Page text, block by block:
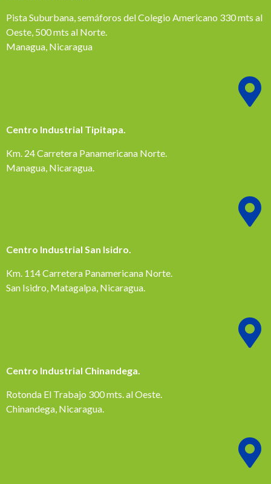
Pista Suburbana, semáforos del Colegio Americano 330 mts al
Oeste, 500 mts al Norte.
Managua, Nicaragua
Centro Industrial Tipitapa.
Km. 24 Carretera Panamericana Norte.
Managua, Nicaragua.
Centro Industrial San Isidro.
Km. 114 Carretera Panamericana Norte.
San Isidro, Matagalpa, Nicaragua.
Centro Industrial Chinandega.
Rotonda El Trabajo 300 mts. al Oeste.
Chinandega, Nicaragua.